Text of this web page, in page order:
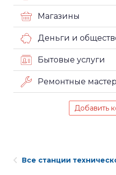
Магазины
Деньги и
Бытовые услуги
Ремонтные
Добавить
Все станции